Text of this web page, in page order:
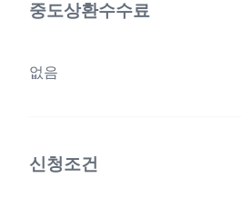
중도상환수수료
없음
신청조건